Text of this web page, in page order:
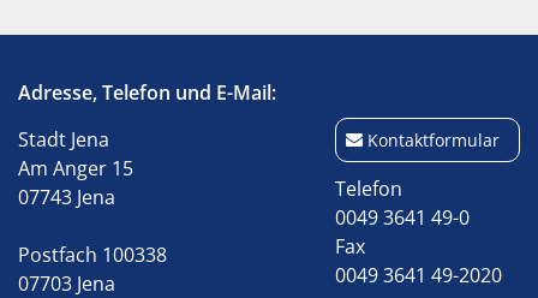
Adresse, Telefon und E-Mail:
Stadt Jena
Am Anger 15
07743 Jena
Postfach 100338
07703 Jena
Kontaktformular
Telefon
0049 3641 49-0
Fax
0049 3641 49-2020